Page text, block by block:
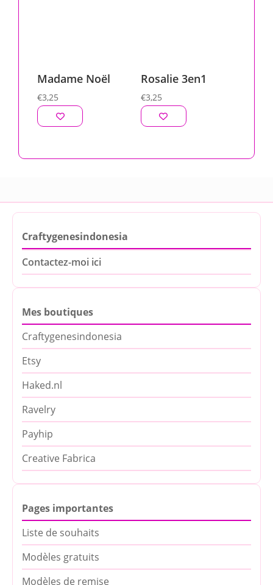
Madame Noël
€3,25
Rosalie 3en1
€3,25
Craftygenesindonesia
Contactez-moi ici
Mes boutiques
Craftygenesindonesia
Etsy
Haked.nl
Ravelry
Payhip
Creative Fabrica
Pages importantes
Liste de souhaits
Modèles gratuits
Modèles de remise